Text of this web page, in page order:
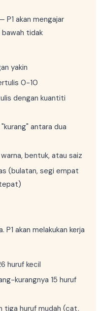
P1 akan mengajar
tidak
yakin
0-10
dengan kuantiti
antara dua
bentuk, atau saiz
(bulatan, segi empat
akan melakukan kerja
huruf kecil
kurangnya 15 huruf
tiga huruf mudah (cat,